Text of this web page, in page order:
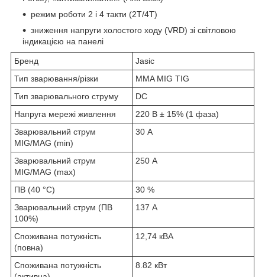
режим роботи 2 і 4 такти (2Т/4Т)
зниження напруги холостого ходу (VRD) зі світловою
індикацією на панелі
Бренд
Jasic
Тип зварювання/різки
MMA MIG TIG
Тип зварювального струму
DC
Напруга мережі живлення
220 В ± 15% (1 фаза)
Зварювальний струм
MIG/MAG (min)
30 А
Зварювальний струм
MIG/MAG (max)
250 А
ПВ (40 °С)
30 %
Зварювальний струм (ПВ
100%)
137 А
Споживана потужність
(повна)
12,74 кВА
Споживана потужність
8.82 кВт